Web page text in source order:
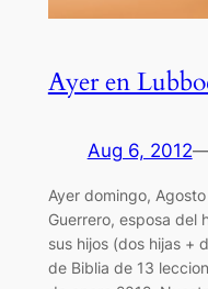
Ayer en
Aug 6, 2012
Ayer domingo,
Guerrero, esposa del
sus hijos (dos hijas +
de Biblia de 13